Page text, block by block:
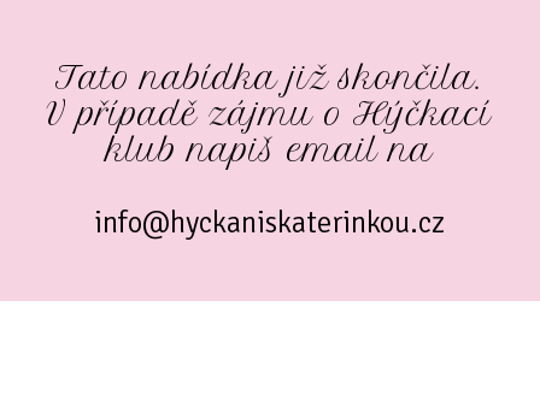
Tato nabídka již skončila.
V případě zájmu o Hýčkací
klub napiš email na
info@hyckaniskaterinkou.cz